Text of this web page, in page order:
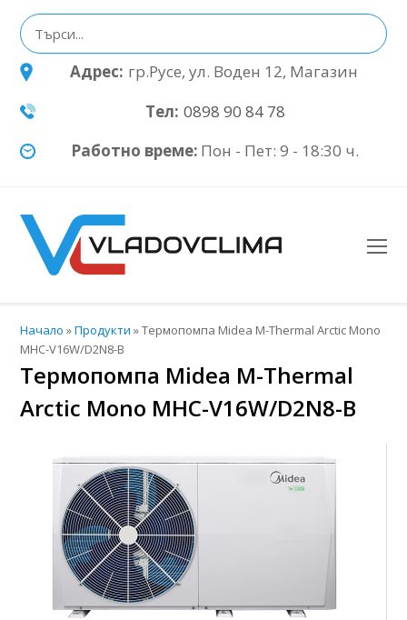
Адрес: гр.Русе, ул. Воден 12, Магазин
Тел: 0898 90 84 78
Работно време: Пон - Пет: 9 - 18:30 ч.
Начало »Продукти »Термопомпа Midea M-Thermal Arctic Mono
MHC-V16W/D2N8-B
Термопомпа Midea M-Thermal
Arctic Mono MHC-V16W/D2N8-B